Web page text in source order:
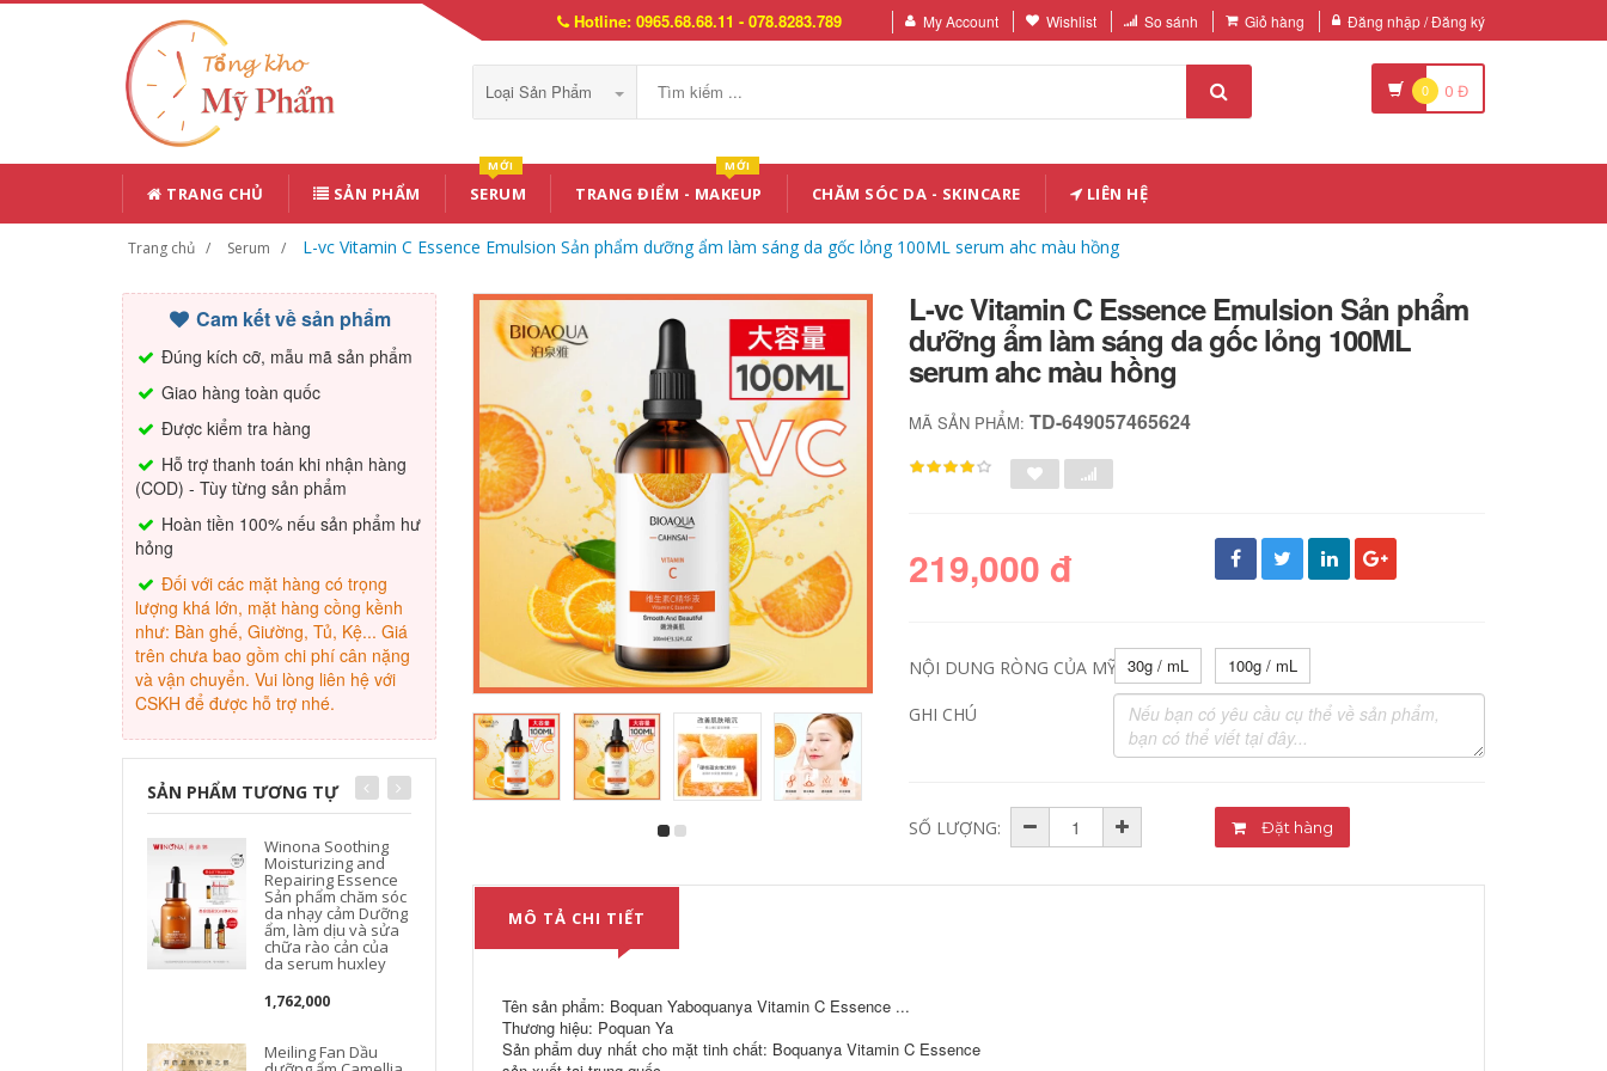
Hotline: 0965.68.68.11 - 078.8283.789 My Account Wishlist So sánh Giỏ hàng Đăng nhập / Đăng ký
Loại Sản Phẩm 0 0 Đ
TRANG CHỦ SẢN PHẨM SERUM
MỚI
TRANG ĐIỂM - MAKEUP
MỚI
CHĂM SÓC DA - SKINCARE LIÊN HỆ
Trang chủ Serum L-vc Vitamin C Essence Emulsion Sản phẩm dưỡng ẩm làm sáng da gốc lỏng 100ML serum ahc màu hồng
Cam kết về sản phẩm
Đúng kích cỡ, mẫu mã sản phẩm
Giao hàng toàn quốc
Được kiểm tra hàng
Hỗ trợ thanh toán khi nhận hàng
(COD) - Tùy từng sản phẩm
Hoàn tiền 100% nếu sản phẩm hư
hỏng
Đối với các mặt hàng có trọng
lượng khá lớn, mặt hàng cồng kềnh
như: Bàn ghế, Giường, Tủ, Kệ... Giá
trên chưa bao gồm chi phí cân nặng
và vận chuyển. Vui lòng liên hệ với
CSKH để được hỗ trợ nhé.
SẢN PHẨM TƯƠNG TỰ
Winona Soothing
Moisturizing and
Repairing Essence
Sản phẩm chăm sóc
da nhạy cảm Dưỡng
ẩm, làm dịu và sửa
chữa rào cản của
da serum huxley
1,762,000
Meiling Fan Dầu
Se khít lỗ chân lông,
cải thiện làn da mịn
màng Chăm sóc da
II vitamin c serum
1,176,000
Sáu tinh chất
Kem nền chống lão
724,000
SK-II Chai Bạc Nhỏ
L-vc Vitamin C Essence Emulsion Sản phẩm
dưỡng ẩm làm sáng da gốc lỏng 100ML
serum ahc màu hồng
MÃ SẢN PHẨM:TD-649057465624
219,000 đ
NỘI DUNG RÒNG CỦA MỸ PHẨM:
30g / mL 100g / mL
GHI CHÚ
SỐ LƯỢNG: Đặt hàng
MÔ TẢ CHI TIẾT
Tên sản phẩm: Boquan Yaboquanya Vitamin C Essence ...
Thương hiệu: Poquan Ya
Sản phẩm duy nhất cho mặt tinh chất: Boquanya Vitamin C Essence